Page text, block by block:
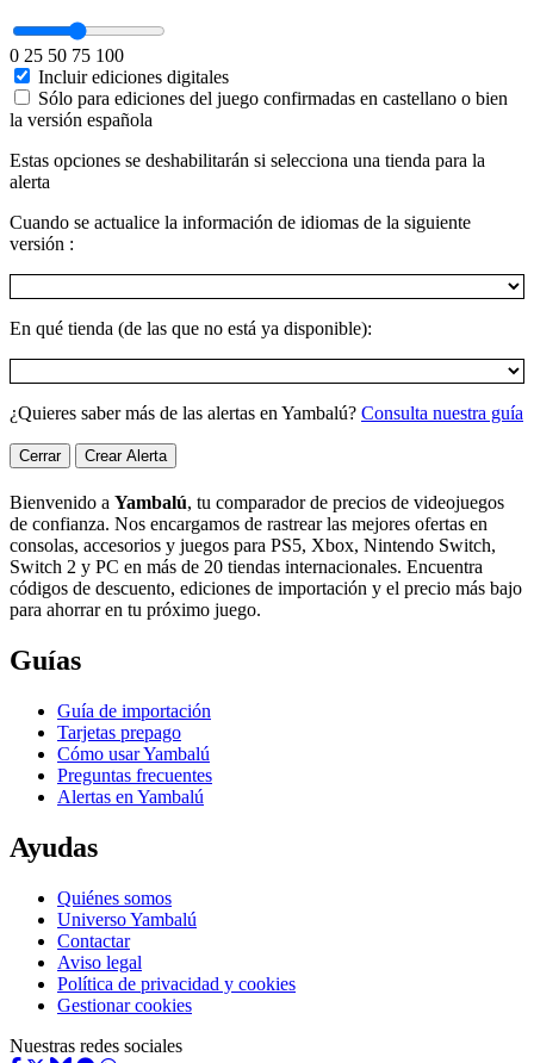
0 25 50 75 100
Incluir ediciones digitales
Sólo para ediciones del juego confirmadas en castellano o bien
la versión española
Estas opciones se deshabilitarán si selecciona una tienda para la
alerta
Cuando se actualice la información de idiomas de la siguiente
versión :
En qué tienda (de las que no está ya disponible):
¿Quieres saber más de las alertas en Yambalú? Consulta nuestra guía
Cerrar Crear Alerta
Bienvenido a Yambalú, tu comparador de precios de videojuegos
de confianza. Nos encargamos de rastrear las mejores ofertas en
consolas, accesorios y juegos para PS5, Xbox, Nintendo Switch,
Switch 2 y PC en más de 20 tiendas internacionales. Encuentra
códigos de descuento, ediciones de importación y el precio más bajo
para ahorrar en tu próximo juego.
Guías
Guía de importación
Tarjetas prepago
Cómo usar Yambalú
Preguntas frecuentes
Alertas en Yambalú
Ayudas
Quiénes somos
Universo Yambalú
Contactar
Aviso legal
Política de privacidad y cookies
Gestionar cookies
Nuestras redes sociales